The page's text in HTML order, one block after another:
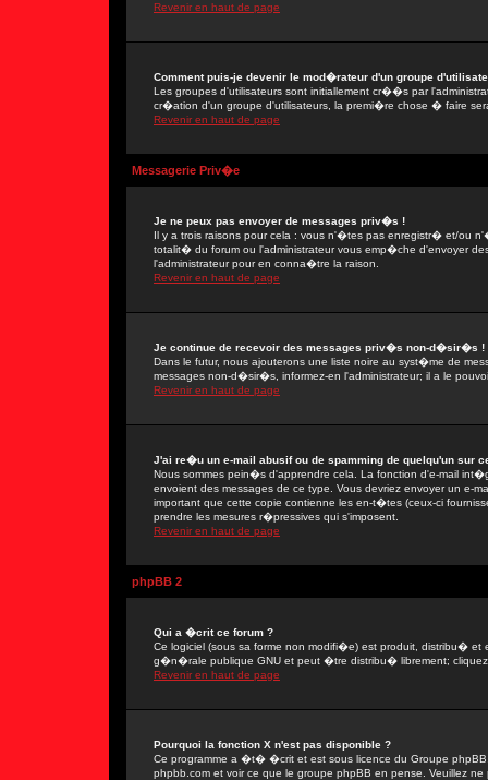
Revenir en haut de page
Comment puis-je devenir le mod�rateur d'un groupe
Les groupes d'utilisateurs sont initiallement cr��s par
cr�ation d'un groupe d'utilisateurs, la premi�re chose � faire
Revenir en haut de page
Messagerie Priv�e
Je ne peux pas envoyer de messages priv�s !
Il y a trois raisons pour cela : vous n'�tes pas enregistr� et/ou
totalit� du forum ou l'administrateur vous emp�che d'envoyer
l'administrateur pour en conna�tre la raison.
Revenir en haut de page
Je continue de recevoir des messages priv�s non-d�sir�s !
Dans le futur, nous ajouterons une liste noire au syst�me de
messages non-d�sir�s, informez-en l'administrateur; il a le
Revenir en haut de page
J'ai re�u un e-mail abusif ou de spamming de quelqu'un sur
Nous sommes pein�s d'apprendre cela. La fonction d'e-mail
envoient des messages de ce type. Vous devriez envoyer un e-
important que cette copie contienne les en-t�tes (ceux-ci
prendre les mesures r�pressives qui s'imposent.
Revenir en haut de page
phpBB 2
Qui a �crit ce forum ?
Ce logiciel (sous sa forme non modifi�e) est produit, distribu� et
g�n�rale publique GNU et peut �tre distribu� librement;
Revenir en haut de page
Pourquoi la fonction X n'est pas disponible ?
Ce programme a �t� �crit et est sous licence du Groupe
phpbb.com et voir ce que le groupe phpBB en pense. Veuillez